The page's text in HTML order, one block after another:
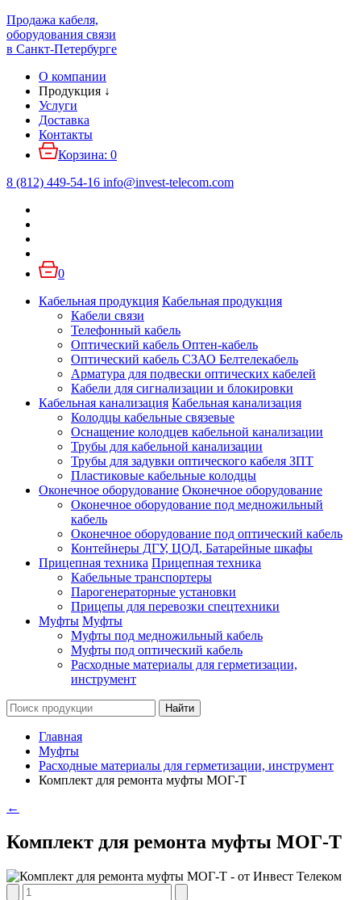
Продажа кабеля,
оборудования связи
в Санкт-Петербурге
О компании
Продукция ↓
Услуги
Доставка
Контакты
Корзина: 0
8 (812) 449-54-16 info@invest-telecom.com
0
Кабельная продукция Кабельная продукция
Кабели связи
Телефонный кабель
Оптический кабель Оптен-кабель
Оптический кабель СЗАО Белтелекабель
Арматура для подвески оптических кабелей
Кабели для сигнализации и блокировки
Кабельная канализация Кабельная канализация
Колодцы кабельные связевые
Оснащение колодцев кабельной канализации
Трубы для кабельной канализации
Трубы для задувки оптического кабеля ЗПТ
Пластиковые кабельные колодцы
Оконечное оборудование Оконечное оборудование
Оконечное оборудование под медножильный
кабель
Оконечное оборудование под оптический кабель
Контейнеры ДГУ, ЦОД, Батарейные шкафы
Прицепная техника Прицепная техника
Кабельные транспортеры
Парогенераторные установки
Прицепы для перевозки спецтехники
Муфты Муфты
Муфты под медножильный кабель
Муфты под оптический кабель
Расходные материалы для герметизации,
инструмент
Главная
Муфты
Расходные материалы для герметизации, инструмент
Комплект для ремонта муфты МОГ-Т
←
Комплект для ремонта муфты МОГ-Т